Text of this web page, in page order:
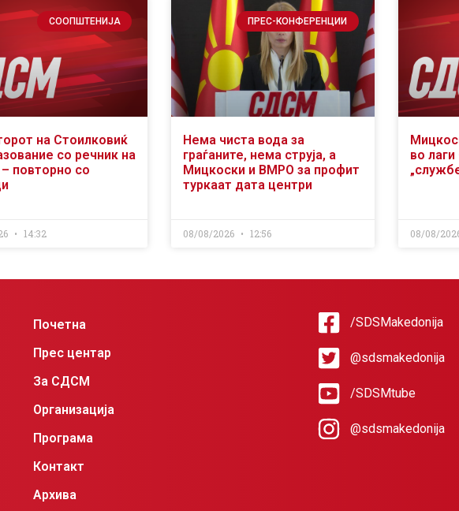
СООПШТЕНИЈА
на Стоилковиќ
со речник на
повторно со
14:32
ПРЕС-КОНФЕРЕНЦИИ
Нема чиста вода за
граѓаните, нема струја, а
Мицкоски и ВМРО за профит
туркаат дата центри
08/08/2026 12:56
во лаги
08/08/
Почетна
Прес центар
За СДСМ
Организација
Програма
Контакт
Архива
/SDSMakedonija
@sdsmakedonija
/SDSMtube
@sdsmakedonija